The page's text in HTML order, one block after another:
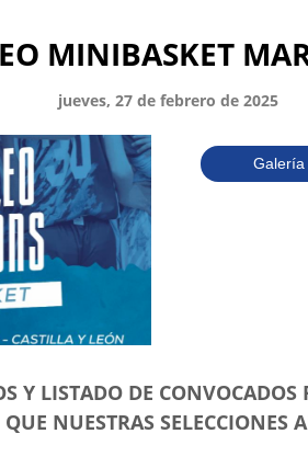
MINIBASKET
jueves, 27 de febrero de 2025
Galería
Y LISTADO DE CONVOCADOS
NUESTRAS SELECCIONES